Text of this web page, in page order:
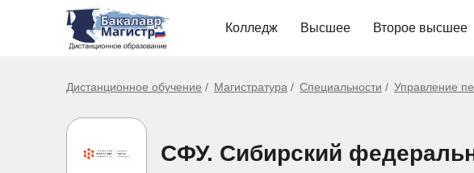
Колледж Высшее Второе высшее
Дистанционное обучение Магистратура Специальности Управление
СФУ. Сибирский